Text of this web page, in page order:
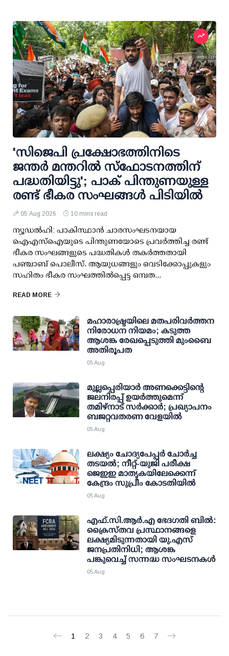
'സിജെപി പ്രക്ഷോഭത്തിനിടെ
ജന്തര്‍ മന്തറില്‍ സ്ഫോടനത്തിന്
പദ്ധതിയിട്ടു'; പാക് പിന്തുണയുള്ള
രണ്ട് ഭീകര സംഘങ്ങള്‍ പിടിയില്‍
05 Aug 2026 10 mins read
ന്യൂഡല്‍ഹി: പാകിസ്ഥാന്‍ ചാരസംഘടനയായ
ഐഎസ്ഐയുടെ പിന്തുണയോടെ പ്രവര്‍ത്തിച്ച രണ്ട്
ഭീകര സംഘങ്ങളുടെ പദ്ധതികള്‍ തകര്‍ത്തതായി
പഞ്ചാബ് പൊലീസ്. ആയുധങ്ങളും വെടിക്കോപ്പുകളും
സഹിതം ഭീകര സംഘത്തില്‍പ്പെട്ട ഒമ്പത...
READ MORE
മഹാരാഷ്ട്രയിലെ മതപരിവർത്തന
നിരോധന നിയമം; കടുത്ത
ആശങ്ക രേഖപ്പെടുത്തി മുംബൈ
അതിരൂപത
05 Aug
മുല്ലപ്പെരിയാര്‍ അണക്കെട്ടിന്റെ
ജലനിരപ്പ് ഉയര്‍ത്തുമെന്ന്
തമിഴ്‌നാട് സര്‍ക്കാര്‍; പ്രഖ്യാപനം
ബജറ്റവതരണ വേളയില്‍
05 Aug
ലക്ഷ്യം ചോദ്യപേപ്പര്‍ ചോര്‍ച്ച
തടയല്‍; നീറ്റ്-യുജി പരീക്ഷ
ജെഇഇ മാതൃകയിലേക്കെന്ന്
കേന്ദ്രം സുപ്രീം കോടതിയില്‍
05 Aug
എഫ്.സി.ആര്‍.എ ഭേദഗതി ബില്‍:
ക്രൈസ്തവ പ്രസ്ഥാനങ്ങളെ
ലക്ഷ്യമിടുന്നതായി യു.എസ്
ജനപ്രതിനിധി; ആശങ്ക
പങ്കുവെച്ച് സന്നദ്ധ സംഘടനകള്‍
05 Aug
1 2 3 4 5 6 7